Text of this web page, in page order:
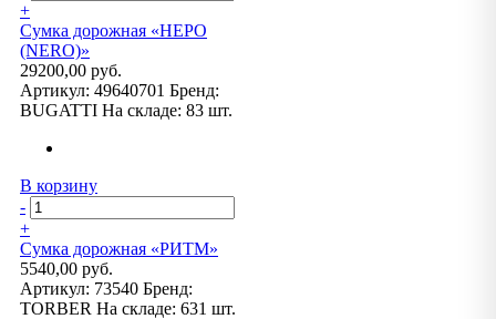
+
Сумка дорожная «НЕРО
(NERO)»
29200,00 руб.
Артикул: 49640701 Бренд:
BUGATTI На складе: 83 шт.
В корзину
-
+
Сумка дорожная «РИТМ»
5540,00 руб.
Артикул: 73540 Бренд:
TORBER На складе: 631 шт.